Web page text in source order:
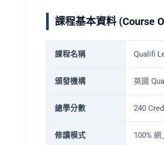
課程基本資料 (Course
課程名稱 Qualifi
頒發機構 英國
總學分數 240
修讀模式 100%